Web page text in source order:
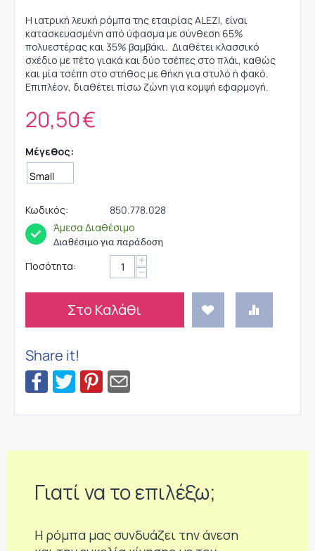
Η ιατρική λευκή ρόμπα της εταιρίας ALEZI, είναι
κατασκευασμένη από ύφασμα με σύνθεση 65%
πολυεστέρας και 35% βαμβάκι. Διαθέτει κλασσικό
σχέδιο με πέτο γιακά και δύο τσέπες στο πλάι, καθώς
και μία τσέπη στο στήθος με θήκη για στυλό ή φακό.
Επιπλέον, διαθέτει πίσω ζώνη για κομψή εφαρμογή.
20,50€
Μέγεθος:
Κωδικός:
850.778.028
Άμεσα Διαθέσιμο
Διαθέσιμο για παράδοση
Ποσότητα: +
−
Στο Καλάθι
Share it!
Γιατί να το επιλέξω;
Η ρόμπα μας συνδυάζει την άνεση